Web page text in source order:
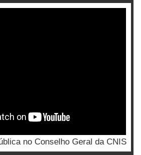
no Conselho Geral da CNIS